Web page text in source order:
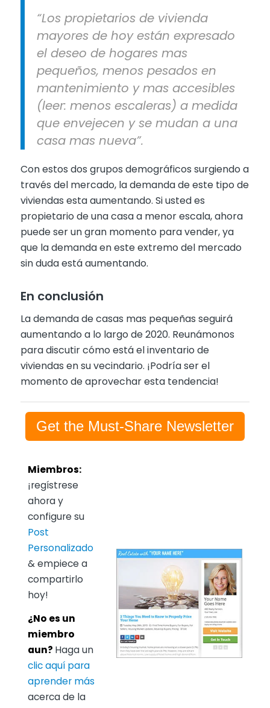
“Los propietarios de vivienda
mayores de hoy están expresado
el deseo de hogares mas
pequeños, menos pesados en
mantenimiento y mas accesibles
(leer: menos escaleras) a medida
que envejecen y se mudan a una
casa mas nueva”.
Con estos dos grupos demográficos surgiendo a
través del mercado, la demanda de este tipo de
viviendas esta aumentando. Si usted es
propietario de una casa a menor escala, ahora
puede ser un gran momento para vender, ya
que la demanda en este extremo del mercado
sin duda está aumentando.
En conclusión
La demanda de casas mas pequeñas seguirá
aumentando a lo largo de 2020. Reunámonos
para discutir cómo está el inventario de
viviendas en su vecindario. ¡Podría ser el
momento de aprovechar esta tendencia!
Get the Must-Share Newsletter
Miembros:
¡regístrese
ahora y
configure su
Post
Personalizado
& empiece a
compartirlo
hoy!
¿No es un
miembro
aun? Haga un
clic aquí para
aprender más
acerca de la